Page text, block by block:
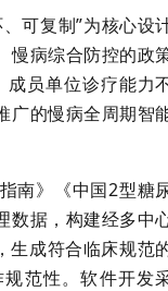
可复制”为核心设
慢病综合防控的政
员单位诊疗能力
广的慢病全周期智
南》《中国2型糖
数据，构建经多中
生成符合临床规范
范性。软件开发